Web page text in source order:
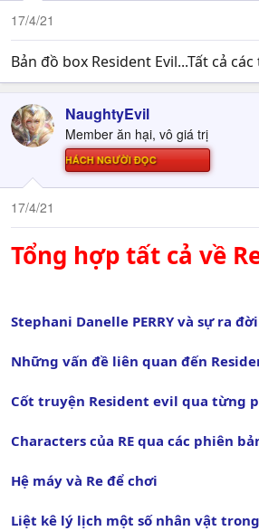
t
e
r
17/4/21
Bản đồ box Resident Evil...Tất cả
NaughtyEvil
Member ăn hại, vô giá trị
NGƯỜI ĐỌC
17/4/21
Tổng hợp tất cả về
Stephani Danelle PERRY và sự ra
Những vấn đề liên quan đến
Cốt truyện Resident evil qua từng
Characters của RE qua các phiên
Hệ máy và Re để chơi
Liệt kê lý lịch một số nhân vật